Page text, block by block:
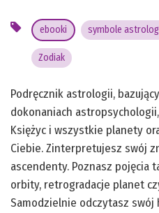
ebooki symbole
Zodiak
Podręcznik astrologii,
dokonaniach
Księżyc i wszystkie planety
Ciebie. Zinterpretujesz swój
ascendenty. Poznasz pojęcia
orbity, retrogradacje planet
Samodzielnie odczytasz